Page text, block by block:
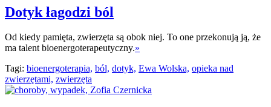
Dotyk łagodzi ból
Od kiedy pamięta, zwierzęta są obok niej. To one przekonują ją, że
ma talent bioenergoterapeutyczny.»
Tagi: bioenergoterapia, ból, dotyk, Ewa Wolska, opieka nad
zwierzętami, zwierzęta